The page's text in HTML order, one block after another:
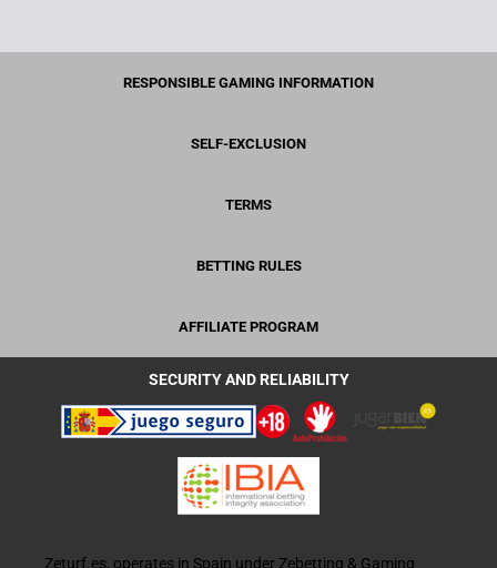
RESPONSIBLE GAMING INFORMATION
SELF-EXCLUSION
TERMS
BETTING RULES
AFFILIATE PROGRAM
SECURITY AND RELIABILITY
Zeturf.es, operates in Spain under Zebetting & Gaming